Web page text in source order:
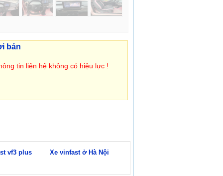
bán
tin liên hệ không có hiệu lực !
vf3 plus
Xe vinfast ở Hà Nội